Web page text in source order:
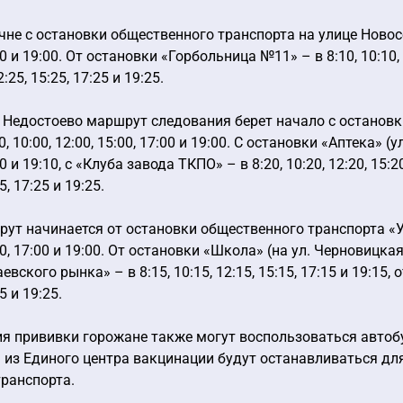
с остановки общественного транспорта на улице
и 19:00. От остановки «Горбольница №11» – в 8:10,
15:25, 17:25 и 19:25.
маршрут следования берет начало с
10:00, 12:00, 15:00, 17:00 и 19:00. С остановки «Аптека»
и 19:10, с «Клуба завода ТКПО» – в 8:20, 10:20, 12:20,
17:25 и 19:25.
начинается от остановки общественного транспорта
17:00 и 19:00. От остановки «Школа» (на ул.
рынка» – в 8:15, 10:15, 12:15, 15:15, 17:15 и 19:15,
и 19:25.
прививки горожане также могут воспользоваться
Единого центра вакцинации будут останавливаться